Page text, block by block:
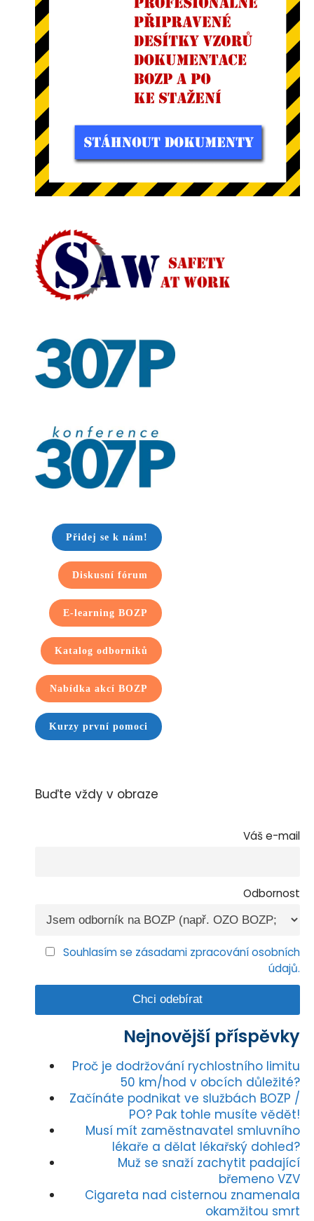
Přidej se k nám!
Diskusní fórum
E-learning BOZP
Katalog odborníků
Nabídka akcí BOZP
Kurzy první pomoci
Buďte vždy v obraze
Váš e-mail
Odbornost
Souhlasím se zásadami zpracování osobních
údajů.
Nejnovější příspěvky
Proč je dodržování rychlostního limitu
50 km/hod v obcích důležité?
Začínáte podnikat ve službách BOZP /
PO? Pak tohle musíte vědět!
Musí mít zaměstnavatel smluvního
lékaře a dělat lékařský dohled?
Muž se snaží zachytit padající
břemeno VZV
Cigareta nad cisternou znamenala
okamžitou smrt